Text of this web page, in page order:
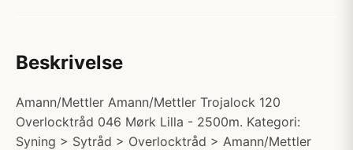
Beskrivelse
Amann/Mettler Amann/Mettler Trojalock 120
Overlocktråd 046 Mørk Lilla - 2500m. Kategori:
Syning > Sytråd > Overlocktråd > Amann/Mettler